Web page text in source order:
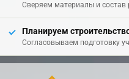
Сверяем материалы и состав
Планируем
Согласовываем подготовку